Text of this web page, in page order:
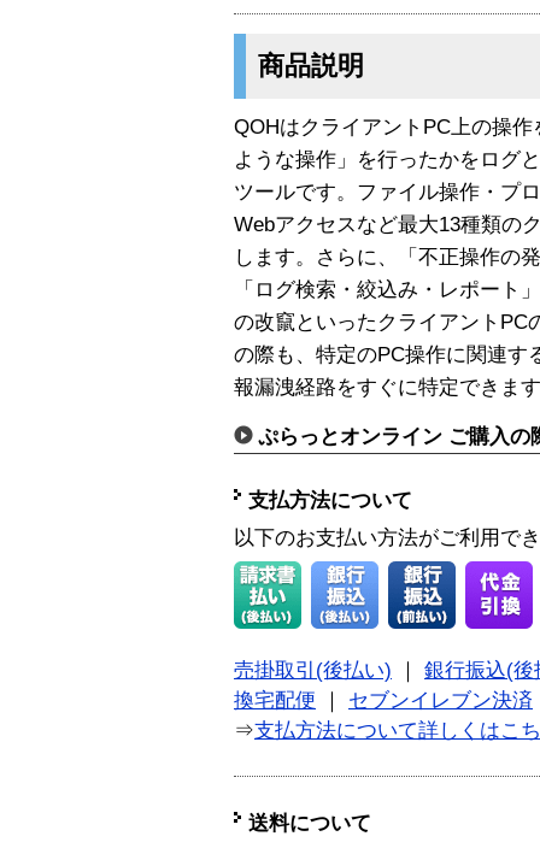
商品説明
QOHはクライアントPC上の操
ような操作」を行ったかをログ
ツールです。ファイル操作・プ
Webアクセスなど最大13種類の
します。さらに、「不正操作の
「ログ検索・絞込み・レポート
の改竄といったクライアントPC
の際も、特定のPC操作に関連す
報漏洩経路をすぐに特定できま
ぷらっとオンライン ご購入の
支払方法について
以下のお支払い方法がご利用で
売掛取引(後払い)
銀行振込(後
換宅配便
セブンイレブン決済
⇒支払方法について詳しくはこ
送料について